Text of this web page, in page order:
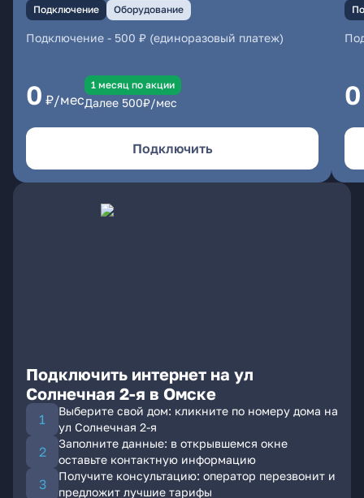
Подключение Оборудование
Подключение - 500 ₽ (единоразовый платеж)
0 ₽/мес
1 месяц по акции
Далее 500₽/мес
Подключить
0
Подключить интернет на ул
Солнечная 2-я в Омске
Выберите свой дом: кликните по номеру дома на
ул Солнечная 2-я
Заполните данные: в открывшемся окне
оставьте контактную информацию
Получите консультацию: оператор перезвонит и
предложит лучшие тарифы